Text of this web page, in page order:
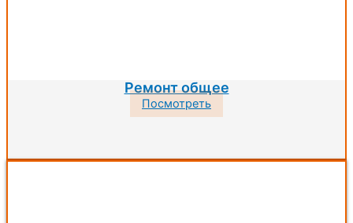
Ремонт общее
Посмотреть